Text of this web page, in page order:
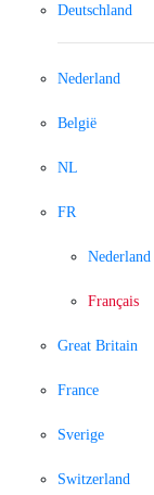
Deutschland
Nederland
België
NL
FR
Nederland
Français
Great Britain
France
Sverige
Switzerland